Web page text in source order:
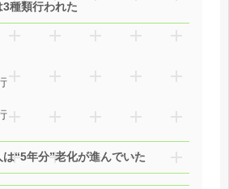
種類行われた
“5年分”老化が進んでいた